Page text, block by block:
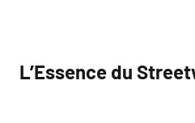
L’Essence du